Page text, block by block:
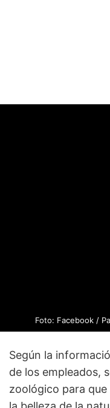
Foto: Facebook /
Según la
de los empleados,
zoológico para